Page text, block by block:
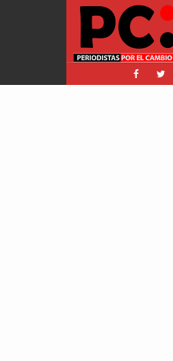
32 observadores para las elecciones